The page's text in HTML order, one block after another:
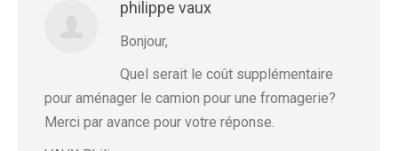
philippe vaux
Bonjour,
Quel serait le coût supplémentaire
pour aménager le camion pour une fromagerie?
Merci par avance pour votre réponse.